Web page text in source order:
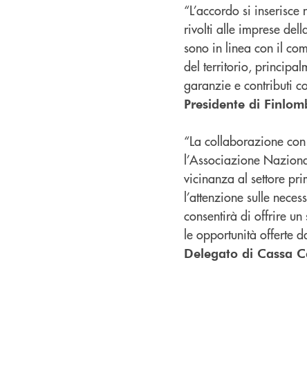
“L’accordo si
rivolti alle imprese
sono in linea con il
del territorio,
garanzie e contributi
Presidente di
“La collaborazione
l’Associazione
vicinanza al settore
l’attenzione sulle
consentirà di offrire
le opportunità offerte
Delegato di Cassa